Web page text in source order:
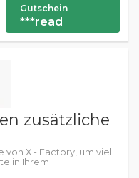
Gutschein
***read
zusätzliche
X - Factory, um viel
in Ihrem